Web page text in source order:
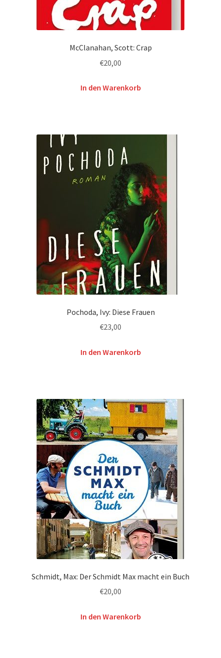
McClanahan, Scott: Crap
€20,00
In den Warenkorb
Pochoda, Ivy: Diese Frauen
€23,00
In den Warenkorb
Schmidt, Max: Der Schmidt Max macht ein Buch
€20,00
In den Warenkorb